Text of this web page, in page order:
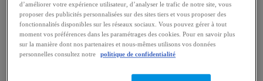
Journées
Soins à la carte
Cartes & abonnements
Bodysculptor
Organiser mon séjour au SPA
d’améliorer votre expérience utilisateur, d’analyser le trafic de notre site, vous
proposer des publicités personnalisées sur des sites tiers et vous proposer des
fonctionnalités disponibles sur les réseaux sociaux. Vous pouvez gérer à tout
moment vos préférences dans les paramétrages des cookies. Pour en savoir plus
sur la manière dont nos partenaires et nous-mêmes utilisons vos données
personnelles consultez notre
politique de confidentialité